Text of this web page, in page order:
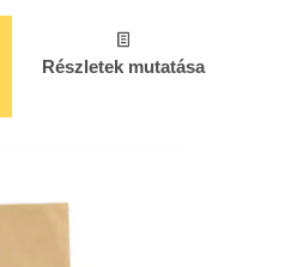
Részletek mutatása